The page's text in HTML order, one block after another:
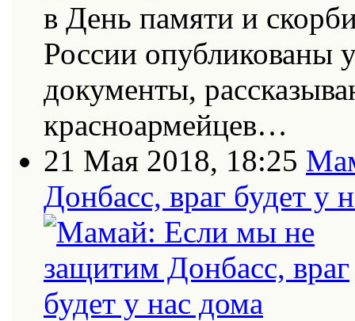
в День памяти и
России опубликованы
документы,
красноармейцев…
21 Мая 2018, 18:25
Донбасс, враг будет у